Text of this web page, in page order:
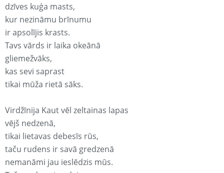
dzīves kuģa masts,
kur nezināmu brīnumu
ir apsolījis krasts.
Tavs vārds ir laika okeānā
gliemežvāks,
kas sevi saprast
tikai mūža rietā sāks.
Virdžīnija Kaut vēl zeltainas lapas
vējš nedzenā,
tikai lietavas debesīs rūs,
taču rudens ir savā gredzenā
nemanāmi jau ieslēdzis mūs.